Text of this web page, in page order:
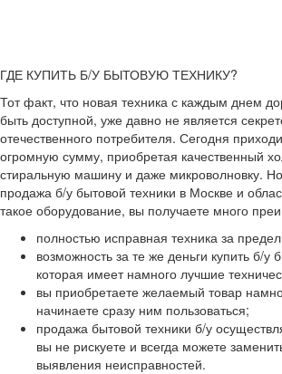
ГДЕ КУПИТЬ Б/У БЫТОВУЮ ТЕХНИКУ?
Тот факт, что новая техника с каждым днем
быть доступной, уже давно не является
отечественного потребителя. Сегодня
огромную сумму, приобретая качественный
стиральную машину и даже микроволновку.
продажа б/у бытовой техники в Москве и
такое оборудование, вы получаете много
полностью исправная техника за
возможность за те же деньги купить б/у
которая имеет намного лучшие
вы приобретаете желаемый товар
начинаете сразу ним пользоваться;
продажа бытовой техники б/у
вы не рискуете и всегда можете
выявления неисправностей.